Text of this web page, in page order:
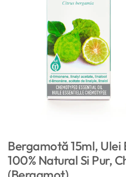
Bergamotă 15ml, Ulei
100% Natural Si Pur,